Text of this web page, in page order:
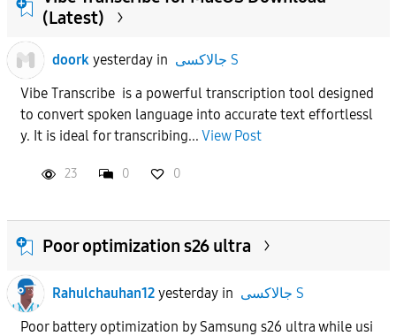
(Latest)
doork yesterdayin
جالاكسى S
Vibe Transcribe is a powerful transcription tool designed
to convert spoken language into accurate text effortlessl
y. It is ideal for transcribing... View Post
23 0 0
Poor optimization s26 ultra
Rahulchauhan12 yesterdayin
جالاكسى S
Poor battery optimization by Samsung s26 ultra while usi